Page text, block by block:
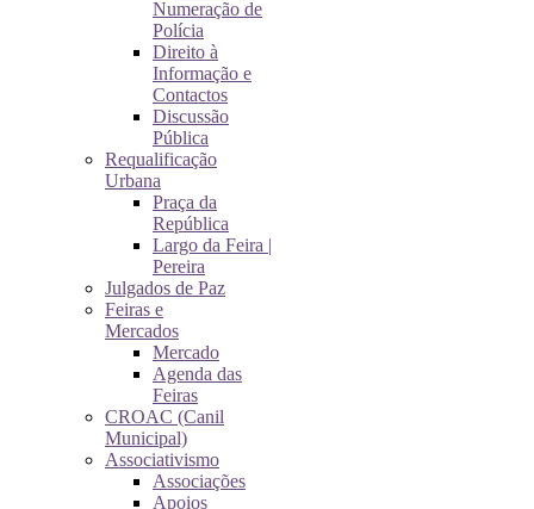
Numeração de
Polícia
Direito à
Informação e
Contactos
Discussão
Pública
Requalificação
Urbana
Praça da
República
Largo da Feira |
Pereira
Julgados de Paz
Feiras e
Mercados
Mercado
Agenda das
Feiras
CROAC (Canil
Municipal)
Associativismo
Associações
Apoios